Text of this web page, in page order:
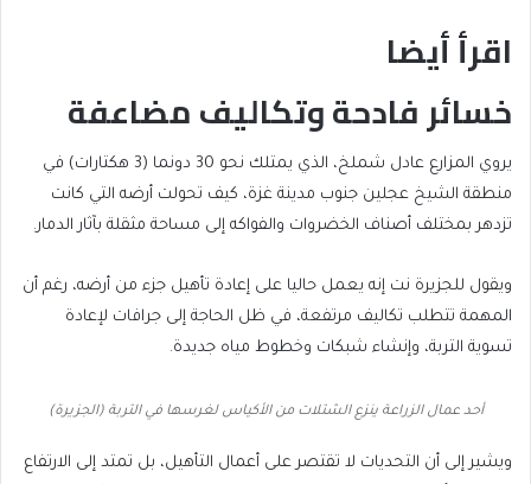
اقرأ أيضا
list
4
items
end
list
خسائر فادحة وتكاليف مضاعفة
يروي المزارع عادل شملخ، الذي يمتلك نحو 30 دونما (3 هكتارات) في
منطقة الشيخ عجلين جنوب مدينة غزة، كيف تحولت أرضه التي كانت
تزدهر بمختلف أصناف الخضروات والفواكه إلى مساحة مثقلة بآثار الدمار.
ويقول للجزيرة نت إنه يعمل حاليا على إعادة تأهيل جزء من أرضه، رغم أن
المهمة تتطلب تكاليف مرتفعة، في ظل الحاجة إلى جرافات لإعادة
تسوية التربة، وإنشاء شبكات وخطوط مياه جديدة.
أحد عمال الزراعة ينزع الشتلات من الأكياس لغرسها في التربة (الجزيرة)
ويشير إلى أن التحديات لا تقتصر على أعمال التأهيل، بل تمتد إلى الارتفاع